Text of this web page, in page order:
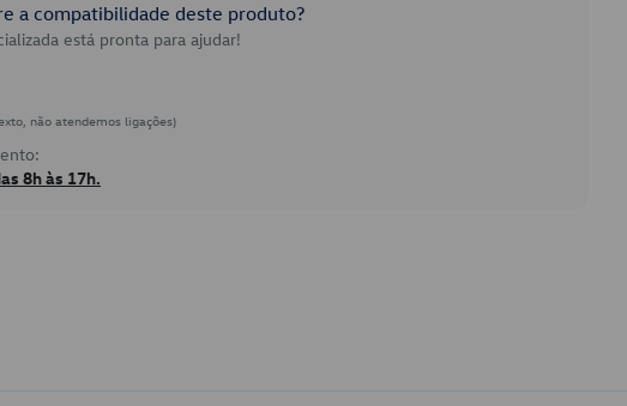
a compatibilidade deste produto?
está pronta para ajudar!
não atendemos ligações)
8h às 17h.